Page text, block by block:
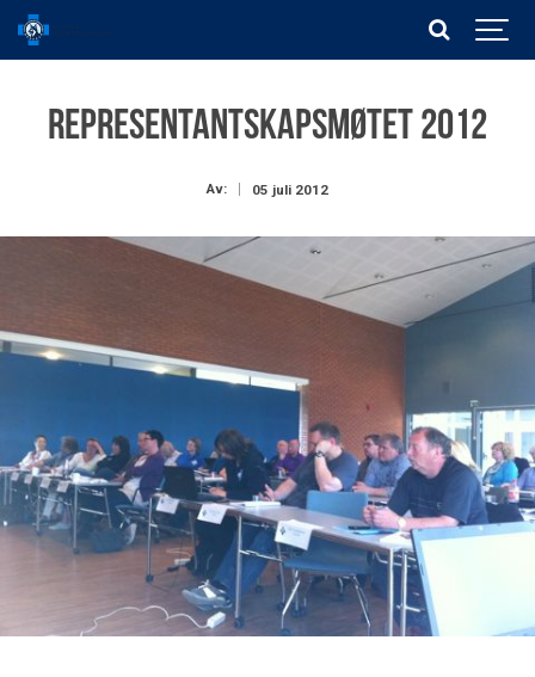
Representantskapsmøtet 2012
Av: 05 juli 2012